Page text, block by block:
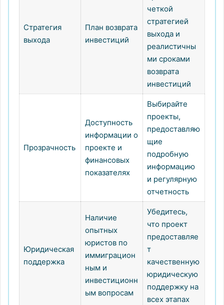
Стратегия
выхода
План возврата
инвестиций
четкой
стратегией
выхода и
реалистичны
ми сроками
возврата
инвестиций
Прозрачность
Доступность
информации о
проекте и
финансовых
показателях
Выбирайте
проекты,
предоставляю
щие
подробную
информацию
и регулярную
отчетность
Юридическая
поддержка
Наличие
опытных
юристов по
иммиграцион
ным и
инвестиционн
ым вопросам
Убедитесь,
что проект
предоставляе
т
качественную
юридическую
поддержку на
всех этапах